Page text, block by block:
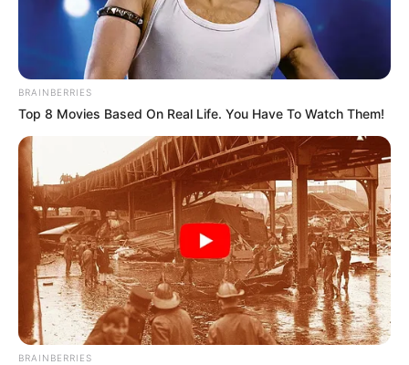
SALUD Y CUIDADO
A los hombres también les
importa su primera vez: 5
intimidad
SALUD Y CUIDADO
¿Amor sin pasión?
Razones por las que
muchos hombres no
sienten "ganas" en San
Valentín
SALUD Y CUIDADO
BRAINBERRIES
Top 8 Movies Based On Real Life. You Have To Watch Them!
BRAINBERRIES